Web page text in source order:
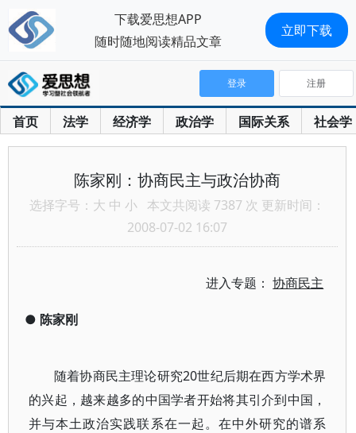
首页 法学 经济学 政治学 国际关系 社会学
登录 注册
陈家刚：协商民主与政治协商
选择字号： 大 中 小 本文共阅读 7387 次 更新时间：
2008-07-02 16:07
进入专题：协商民主
● 陈家刚
随着协商民主理论研究20世纪后期在西方学术界
的兴起，越来越多的中国学者开始将其引介到中国，
并与本土政治实践联系在一起。在中外研究的谱系
下载爱思想APP
随时随地阅读精品文章
立即下载